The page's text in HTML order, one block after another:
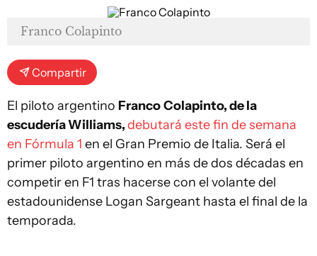
Franco Colapinto
Compartir
El piloto argentino FrancoColapinto, de la
escudería Williams,debutará este fin de semana
en Fórmula 1 en el Gran Premio de Italia. Será el
primer piloto argentino en más de dos décadas en
competir en F1 tras hacerse con el volante del
estadounidense Logan Sargeant hasta el final de la
temporada.